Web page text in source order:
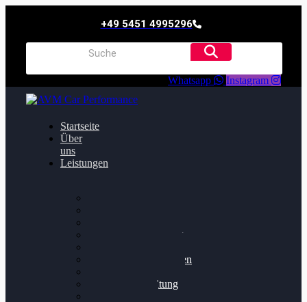
+49 5451 4995296
Whatsapp Instagram
Startseite
Über
uns
Leistungen
Getriebeoptimierung
Bremsscheiben planen
Felgenaufbereitung